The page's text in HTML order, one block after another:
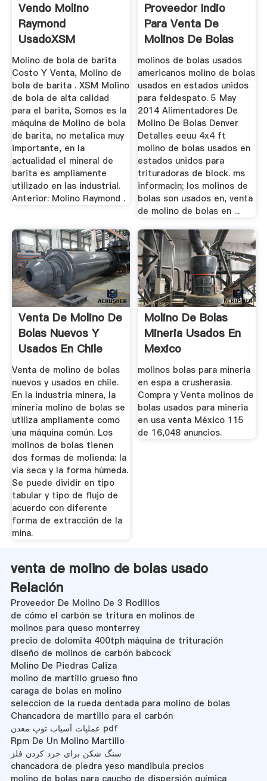
Vendo Molino
Raymond
UsadoXSM
Trituradora De
Compra Venta
Molino de bola de barita
Costo Y Venta, Molino de
bola de barita . XSM Molino
de bola de alta calidad
para el barita, Somos es la
máquina de Molino de bola
de barita, no metalica muy
importante, en la
actualidad el mineral de
barita es ampliamente
utilizado en las industrial.
Anterior: Molino Raymond .
Proveedor Indio
Para Venta De
Molinos De Bolas
Usados
molinos de bolas usados
americanos molino de bolas
usados en estados unidos
para feldespato. 5 May
2014 Alimentadores De
Molino De Bolas Denver
Detalles eeuu 4x4 ft
molino de bolas usados en
estados unidos para
trituradoras de block. ms
informacin; los molinos de
bolas son usados en, venta
de molino de bolas en ...
Venta De Molino De
Bolas Nuevos Y
Usados En Chile
Venta de molino de bolas
nuevos y usados en chile.
En la industria minera, la
minería molino de bolas se
utiliza ampliamente como
una máquina común. Los
molinos de bolas tienen
dos formas de molienda: la
vía seca y la forma húmeda.
Se puede dividir en tipo
tabular y tipo de flujo de
acuerdo con diferente
forma de extracción de la
mina.
Molino De Bolas
Mineria Usados En
Mexico
molinos bolas para mineria
en espa a crusherasia.
Compra y Venta molinos de
bolas usados para mineria
en usa venta México 115
de 16,048 anuncios.
venta de molino de bolas usado
Relación
Proveedor De Molino De 3 Rodillos
de cómo el carbón se tritura en molinos de
molinos para queso monterrey
precio de dolomita 400tph máquina de trituración
diseño de molinos de carbón babcock
Molino De Piedras Caliza
molino de martillo grueso fino
caraga de bolas en molino
seleccion de la rueda dentada para molino de bolas
Chancadora de martillo para el carbón
عملیات آسیاب توپ معدن pdf
Rpm De Un Molino Martillo
سنگ شکن برای خرد کردن فلز
chancadora de piedra yeso mandibula precios
molino de bolas para caucho de dispersión química